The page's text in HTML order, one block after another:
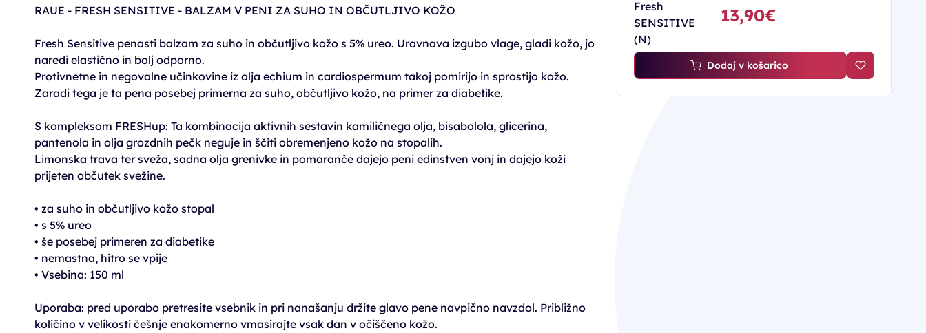
RAUE - FRESH SENSITIVE - BALZAM V PENI ZA SUHO IN OBČUTLJIVO KOŽO
Fresh Sensitive penasti balzam za suho in občutljivo kožo s 5% ureo. Uravnava izgubo vlage, gladi kožo, jo
naredi elastično in bolj odporno.
Protivnetne in negovalne učinkovine iz olja echium in cardiospermum takoj pomirijo in sprostijo kožo.
Zaradi tega je ta pena posebej primerna za suho, občutljivo kožo, na primer za diabetike.
S kompleksom FRESHup: Ta kombinacija aktivnih sestavin kamiličnega olja, bisabolola, glicerina,
pantenola in olja grozdnih pečk neguje in ščiti obremenjeno kožo na stopalih.
Limonska trava ter sveža, sadna olja grenivke in pomaranče dajejo peni edinstven vonj in dajejo koži
prijeten občutek svežine.
• za suho in občutljivo kožo stopal
• s 5% ureo
• še posebej primeren za diabetike
• nemastna, hitro se vpije
• Vsebina: 150 ml
Uporaba: pred uporabo pretresite vsebnik in pri nanašanju držite glavo pene navpično navzdol. Približno
količino v velikosti češnje enakomerno vmasirajte vsak dan v očiščeno kožo.
13,90€
Dodaj v košarico